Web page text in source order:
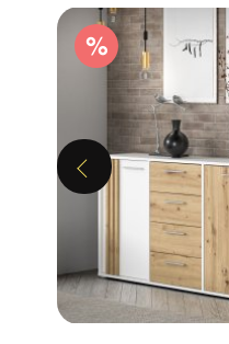
Previous